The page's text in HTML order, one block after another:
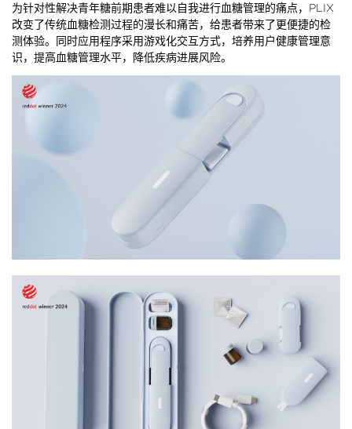
为针对性解决青年糖前期患者难以自我进行血糖管理的痛点，PLIX
改变了传统血糖检测过程的漫长和痛苦，给患者带来了更便捷的检
测体验。同时应用程序采用游戏化交互方式，培养用户健康管理意
识，提高血糖管理水平，降低疾病进展风险。